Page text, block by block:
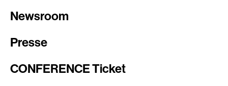
Newsroom
Presse
CONFERENCE Ticket